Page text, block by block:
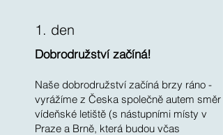
1. den
Dobrodružství začíná!
Naše dobrodružství začíná brzy ráno -
vyrážíme z Česka společně autem směr
vídeňské letiště (s nástupními místy v
Praze a Brně, která budou včas